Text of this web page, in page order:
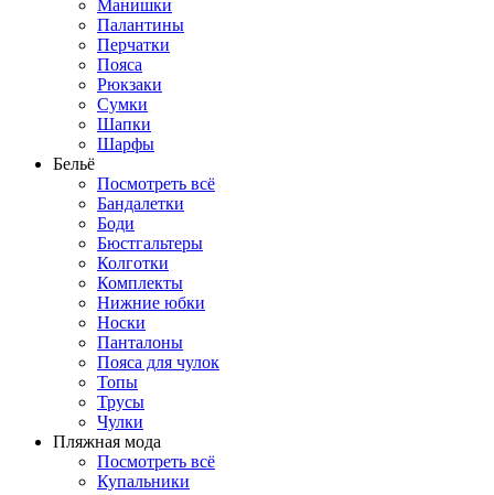
Манишки
Палантины
Перчатки
Пояса
Рюкзаки
Сумки
Шапки
Шарфы
Бельё
Посмотреть всё
Бандалетки
Боди
Бюстгальтеры
Колготки
Комплекты
Нижние юбки
Носки
Панталоны
Поясa для чулок
Топы
Трусы
Чулки
Пляжная мода
Посмотреть всё
Купальники